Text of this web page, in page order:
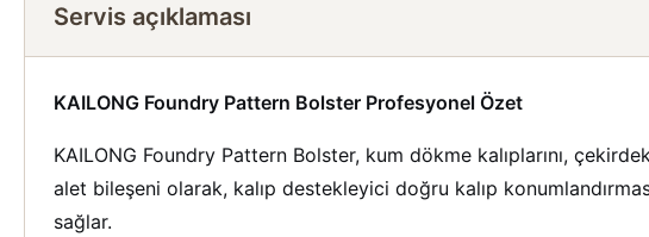
Servis açıklaması
KAILONG Foundry Pattern Bolster Profesyonel Özet
KAILONG Foundry Pattern Bolster, kum dökme kalıplarını,
alet bileşeni olarak, kalıp destekleyici doğru kalıp
sağlar.